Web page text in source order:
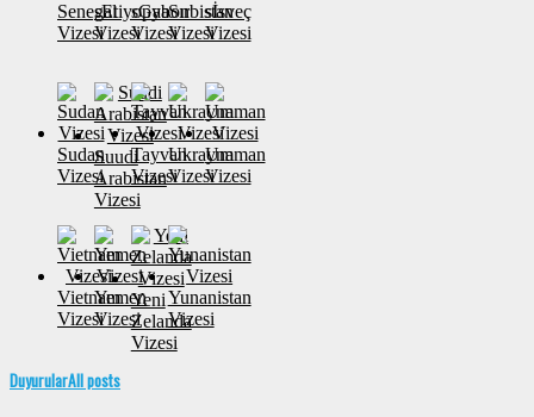
Senegal
Vizesi
sEtiyopya
Vizesi
sGabon
Vizesi
Sırbistan
Vizesi
sİsveç
Vizesi
Sudan
Vizesi
Suudi
Arabistan
Vizesi
Tayvan
Vizesi
Ukrayna
Vizesi
Umman
Vizesi
Vietnam
Vizesi
Yemen
Vizesi
Yeni
Zelanda
Vizesi
Yunanistan
Vizesi
DuyurularAll posts